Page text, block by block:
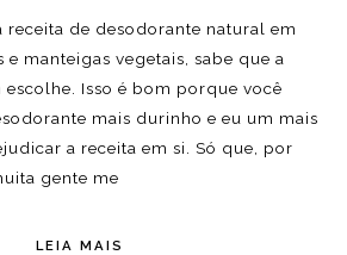
receita de desodorante natural em
e manteigas vegetais, sabe que a
Isso é bom porque você
mais durinho e eu um mais
a receita em si. Só que, por
gente me
LEIA MAIS